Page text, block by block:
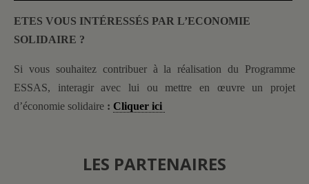
ETES VOUS INTÉRESSÉS PAR L’ECONOMIE
SOLIDAIRE ?
Si vous souhaitez contribuer à la réalisation du Programme
ESSAS, interagir avec lui ou mettre en œuvre un projet
d’économie solidaire : Cliquer ici
LES PARTENAIRES